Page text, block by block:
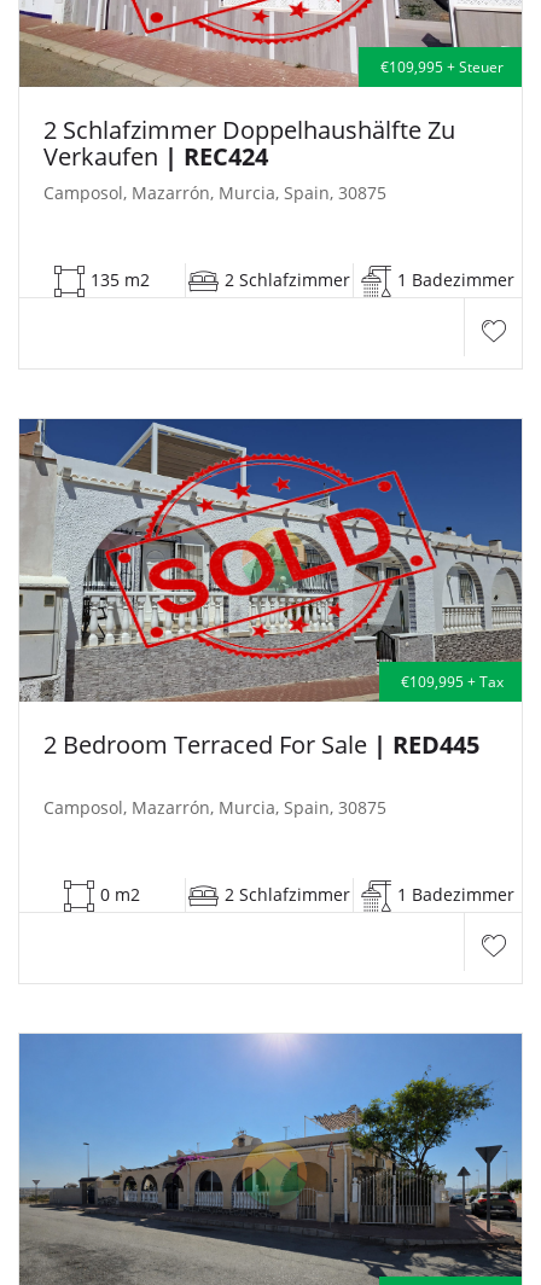
€109,995 + Steuer
2 Schlafzimmer Doppelhaushälfte Zu
Verkaufen | REC424
Camposol, Mazarrón, Murcia, Spain, 30875
135 m2 2 Schlafzimmer 1 Badezimmer
€109,995 + Tax
2 Bedroom Terraced For Sale | RED445
Camposol, Mazarrón, Murcia, Spain, 30875
0 m2 2 Schlafzimmer 1 Badezimmer